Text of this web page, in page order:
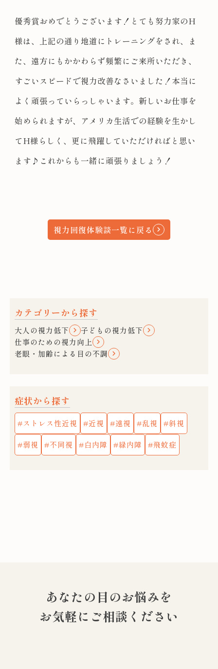
優秀賞おめでとうございます！とても努力家のH
様は、上記の通り地道にトレーニングをされ、ま
た、遠方にもかかわらず頻繁にご来所いただき、
すごいスピードで視力改善なさいました！本当に
よく頑張っていらっしゃいます。新しいお仕事を
始められますが、アメリカ生活での経験を生かし
てH様らしく、更に飛躍していただければと思い
ます♪これからも一緒に頑張りましょう！
視力回復体験談一覧に戻る
カテゴリーから探す
大人の視力低下
子どもの視力低下
仕事のための視力向上
老眼・加齢による目の不調
症状から探す
ストレス性近視 近視 遠視 乱視 斜視
弱視 不同視 白内障 緑内障 飛蚊症
あなたの目のお悩みを
お気軽にご相談ください